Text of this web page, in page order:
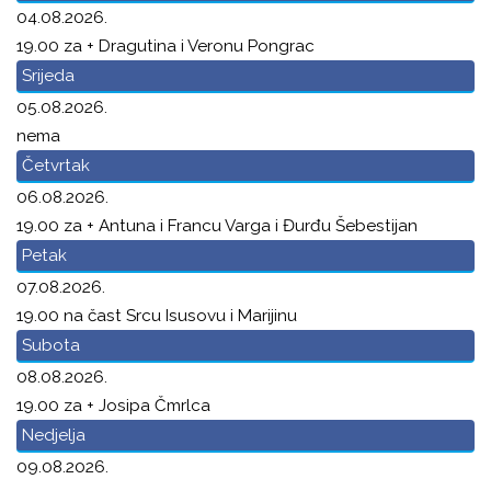
04.08.2026.
19.00 za + Dragutina i Veronu Pongrac
Srijeda
05.08.2026.
nema
Četvrtak
06.08.2026.
19.00 za + Antuna i Francu Varga i Đurđu Šebestijan
Petak
07.08.2026.
19.00 na čast Srcu Isusovu i Marijinu
Subota
08.08.2026.
19.00 za + Josipa Čmrlca
Nedjelja
09.08.2026.